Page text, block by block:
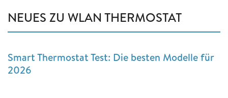
NEUES ZU WLAN THERMOSTAT
Smart Thermostat Test: Die besten Modelle für
2026